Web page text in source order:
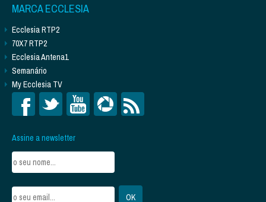
MARCA ECCLESIA
Ecclesia RTP2
70X7 RTP2
Ecclesia Antena1
Semanário
My Ecclesia TV
Assine a newsletter